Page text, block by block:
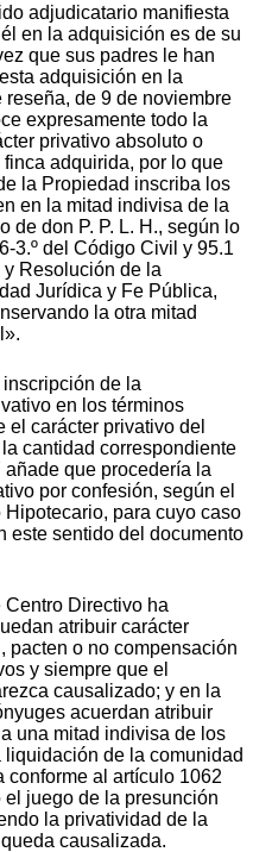
adjudicatario manifiesta
en la adquisición es de su
que sus padres le han
adquisición en la
de 9 de noviembre
expresamente todo la
privativo absoluto o
adquirida, por lo que
la Propiedad inscriba los
en la mitad indivisa de la
de don P. P. L. H., según lo
3.º del Código Civil y 95.1
Resolución de la
Jurídica y Fe Pública,
la otra mitad
de la
en los términos
el carácter privativo del
cantidad correspondiente
que procedería la
por confesión, según el
para cuyo caso
este sentido del documento
Centro Directivo ha
atribuir carácter
pacten o no compensación
y siempre que el
causalizado; y en la
acuerdan atribuir
una mitad indivisa de los
de la comunidad
conforme al artículo 1062
juego de la presunción
la privatividad de la
causalizada.